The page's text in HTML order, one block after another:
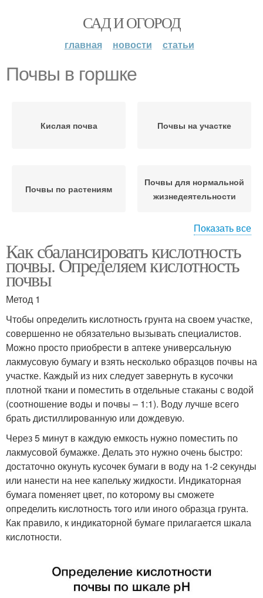
САД И ОГОРОД
главная новости статьи
Почвы в горшке
Кислая почва Почвы на участке
Почвы по растениям
Почвы для нормальной
жизнедеятельности
Почвы в домашних
условиях
Почвы на газоне
Почвы при закладке Зола в почву
Почвы с помощью
Показать все
Как сбалансировать кислотность
почвы. Определяем кислотность
почвы
Метод 1
Чтобы определить кислотность грунта на своем участке,
совершенно не обязательно вызывать специалистов.
Можно просто приобрести в аптеке универсальную
лакмусовую бумагу и взять несколько образцов почвы на
участке. Каждый из них следует завернуть в кусочки
плотной ткани и поместить в отдельные стаканы с водой
(соотношение воды и почвы – 1:1). Воду лучше всего
брать дистиллированную или дождевую.
Через 5 минут в каждую емкость нужно поместить по
лакмусовой бумажке. Делать это нужно очень быстро:
достаточно окунуть кусочек бумаги в воду на 1-2 секунды
или нанести на нее капельку жидкости. Индикаторная
бумага поменяет цвет, по которому вы сможете
определить кислотность того или иного образца грунта.
Как правило, к индикаторной бумаге прилагается шкала
кислотности.